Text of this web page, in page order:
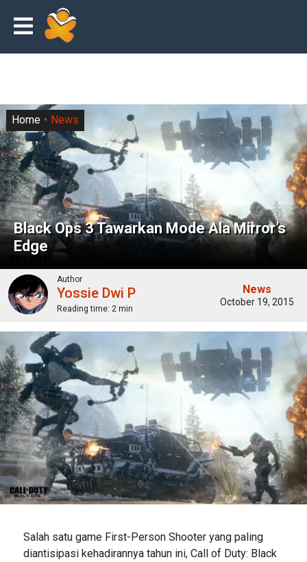
Black Ops 3 Tawarkan Mode Ala Mirror’s
Edge
Home News
Author
Yossie Dwi P
Reading time: 2 min
News
October 19, 2015
Salah satu game First-Person Shooter yang paling
diantisipasi kehadirannya tahun ini, Call of Duty: Black